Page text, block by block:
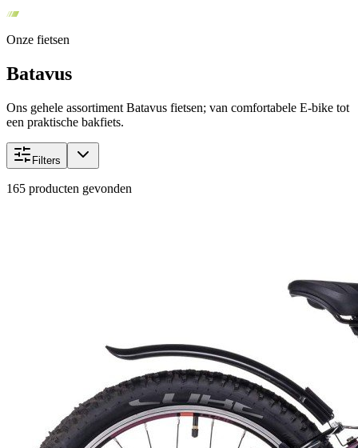
Onze fietsen
Batavus
Ons gehele assortiment Batavus fietsen; van comfortabele E-bike tot
een praktische bakfiets.
Filters
165 producten gevonden